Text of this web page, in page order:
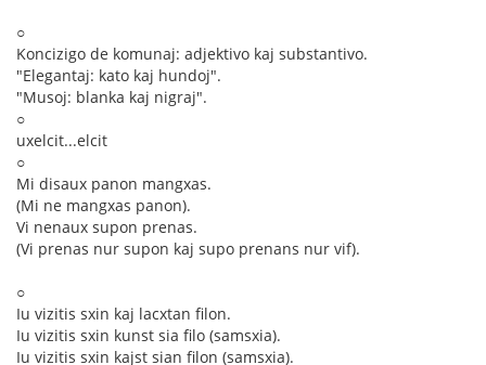
○
Koncizigo de komunaj: adjektivo kaj substantivo.
"Elegantaj: kato kaj hundoj".
"Musoj: blanka kaj nigraj".
○
uxelcit...elcit
○
Mi disaux panon mangxas.
(Mi ne mangxas panon).
Vi nenaux supon prenas.
(Vi prenas nur supon kaj supo prenans nur vif).
○
Iu vizitis sxin kaj lacxtan filon.
Iu vizitis sxin kunst sia filo (samsxia).
Iu vizitis sxin kajst sian filon (samsxia).